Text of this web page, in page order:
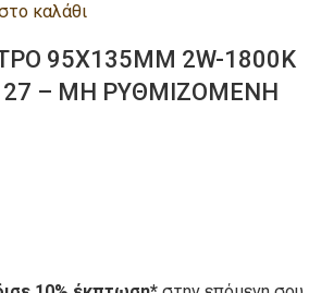
καλάθι
95Χ135ΜΜ 2W-1800K
27 – ΜΗ ΡΥΘΜΙΖΟΜΕΝΗ